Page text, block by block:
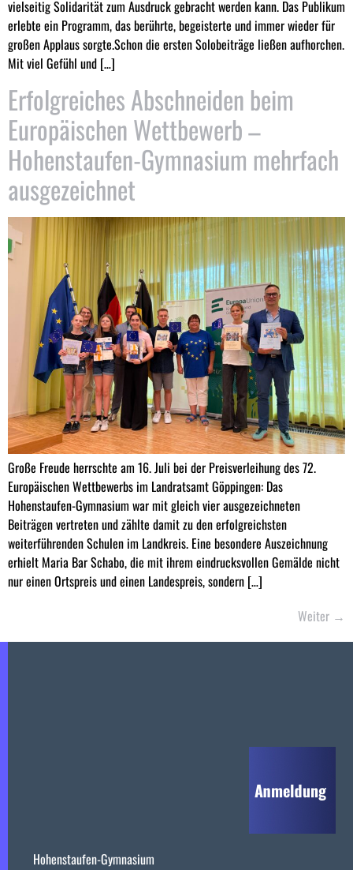
vielseitig Solidarität zum Ausdruck gebracht werden kann. Das Publikum
erlebte ein Programm, das berührte, begeisterte und immer wieder für
großen Applaus sorgte.Schon die ersten Solobeiträge ließen aufhorchen.
Mit viel Gefühl und […]
Erfolgreiches Abschneiden beim
Europäischen Wettbewerb –
Hohenstaufen-Gymnasium mehrfach
ausgezeichnet
Große Freude herrschte am 16. Juli bei der Preisverleihung des 72.
Europäischen Wettbewerbs im Landratsamt Göppingen: Das
Hohenstaufen-Gymnasium war mit gleich vier ausgezeichneten
Beiträgen vertreten und zählte damit zu den erfolgreichsten
weiterführenden Schulen im Landkreis. Eine besondere Auszeichnung
erhielt Maria Bar Schabo, die mit ihrem eindrucksvollen Gemälde nicht
nur einen Ortspreis und einen Landespreis, sondern […]
Weiter →
Hohenstaufen-Gymnasium